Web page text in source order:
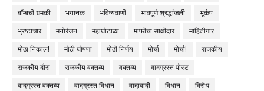
बॉम्बची धमकी
भयानक भविष्यवाणी भावपूर्ण श्रद्धांजली
भूकंप
भ्रष्टाचार
मनोरंजन महाघोटाळा माफीचा साक्षीदार
माहितीगार
मोठा निकाल!
मोठी घोषणा मोठी निर्णय मोर्चा मोर्चा!
राजकीय
राजकीय दौरा
राजकीय वक्तव्य वक्तव्य
वादग्रस्त पोस्ट
वादग्रस्त वक्तव्य
वादग्रस्त विधान वादावादी विधान
विरोध